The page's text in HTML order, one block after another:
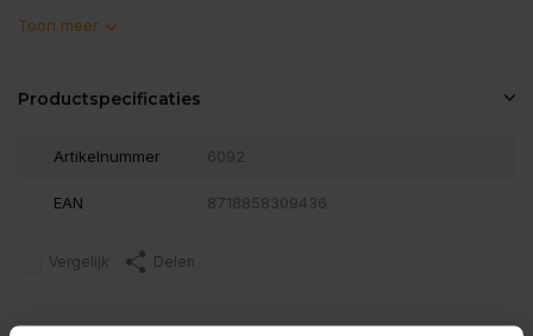
Toon meer
Productspecificaties
Artikelnummer 6092
EAN 8718858309436
Vergelijk Delen